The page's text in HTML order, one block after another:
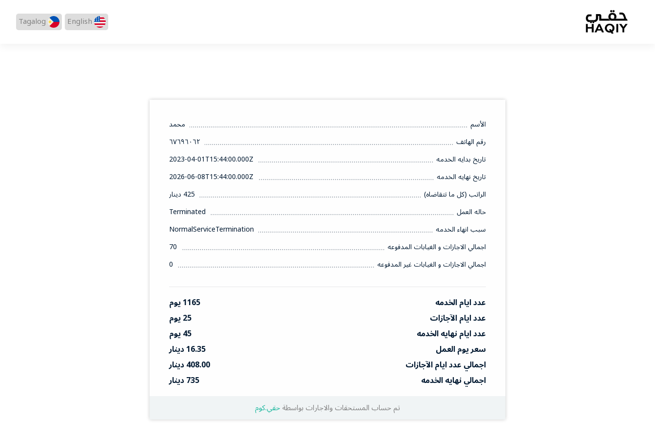
English
Tagalog
الأسم
محمد
رقم الهاتف
٦٧٦٩٦٠٦٢
تاريخ بدايه الخدمه
2023-04-01T15:44:00.000Z
تاريخ نهايه الخدمه
2026-06-08T15:44:00.000Z
الراتب (كل ما تتقاضاه)
425 دينار
حاله العمل
Terminated
سبب انهاء الخدمه
NormalServiceTermination
اجمالي الاجازات و الغيابات المدفوعه
70
اجمالي الاجازات و الغيابات غير المدفوعه
0
عدد ايام الخدمه
1165 يوم
عدد ايام الآجازات
25 يوم
عدد ايام نهايه الخدمه
45 يوم
سعر يوم العمل
16.35 دينار
اجمالي عدد ايام الآجازات
408.00 دينار
اجمالي نهايه الخدمه
735 دينار
تم حساب المستحقات والاجارات بواسطةحقي.كوم